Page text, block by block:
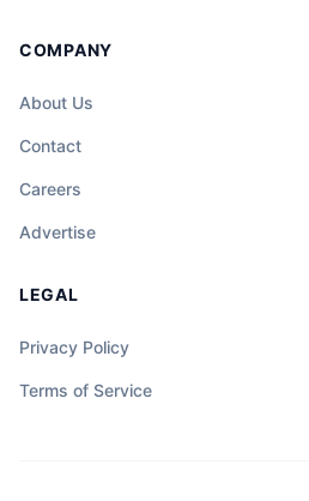
COMPANY
About Us
Contact
Careers
Advertise
LEGAL
Privacy Policy
Terms of Service